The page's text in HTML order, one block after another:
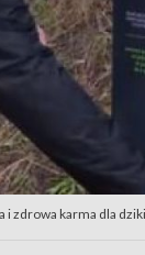
i zdrowa karma dla